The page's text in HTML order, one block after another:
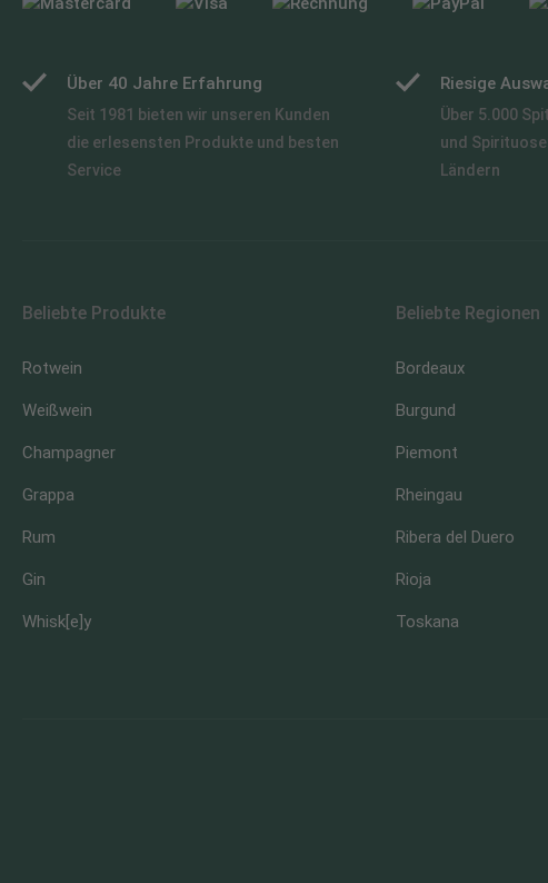
Über 40 Jahre Erfahrung
Seit 1981 bieten wir unseren Kunden
die erlesensten Produkte und besten
Service
Riesige
Über 5.000
und
Ländern
Beliebte Produkte
Rotwein
Weißwein
Champagner
Grappa
Rum
Gin
Whisk[e]y
Beliebte Regionen
Bordeaux
Burgund
Piemont
Rheingau
Ribera del Duero
Rioja
Toskana